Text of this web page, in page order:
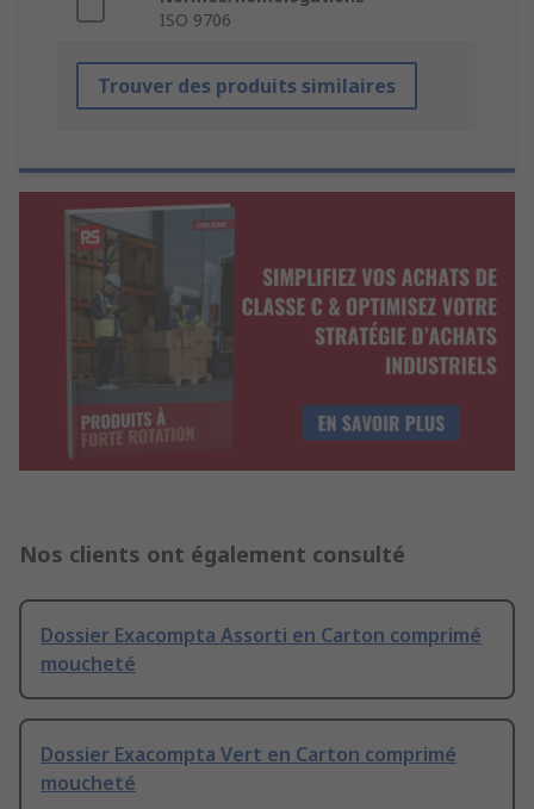
ISO 9706
Trouver des produits similaires
Nos clients ont également consulté
Dossier Exacompta Assorti en Carton comprimé
moucheté
Dossier Exacompta Vert en Carton comprimé
moucheté